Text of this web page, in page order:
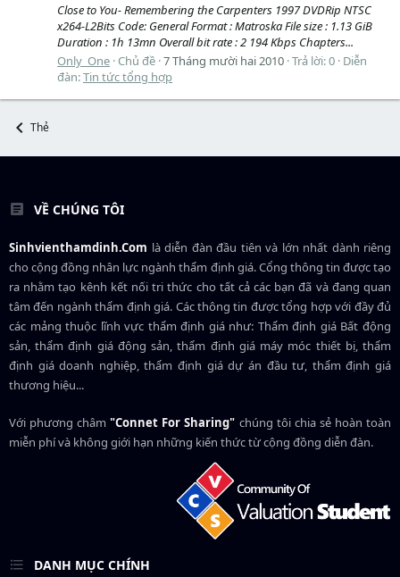
Close to You- Remembering the Carpenters 1997 DVDRip NTSC
x264-L2Bits Code: General Format : Matroska File size : 1.13 GiB
Duration : 1h 13mn Overall bit rate : 2 194 Kbps Chapters...
Only_One Chủ đề 7 Tháng mười hai 2010 Trả lời: 0 Diễn
đàn:Tin tức tổng hợp
Thẻ
VỀ CHÚNG TÔI
Sinhvienthamdinh.Com là diễn đàn đầu tiên và lớn nhất dành riêng
cho cộng đồng nhân lực ngànhthẩm định giá. Cổng thông tin được tạo
ra nhằm tạo kênh kết nối tri thức cho tất cả các bạn đã và đang quan
tâm đến ngành thẩm định giá. Các thông tin được tổng hợp với đầy đủ
các mảng thuộc lĩnh vực thẩm định giá như: Thẩm định giá Bất động
sản, thẩm định giá động sản, thẩm định giá máy móc thiết bị, thẩm
định giá doanh nghiệp, thẩm định giá dự án đầu tư, thẩm định giá
thương hiệu...
Với phương châm"Connet For Sharing" chúng tôi chia sẻ hoàn toàn
miễn phí và không giới hạn những kiến thức từ cộng đồng diễn đàn.
DANH MỤC CHÍNH